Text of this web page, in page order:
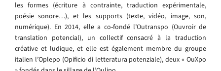
les formes (écriture à contrainte, traduction expérimentale,
poésie sonore…), et les supports (texte, vidéo, image, son,
numérique). En 2014, elle a co-fondé l’Outranspo (Ouvroir de
translation potencial), un collectif consacré à la traduction
créative et ludique, et elle est également membre du groupe
italien l’Oplepo (Opificio di letteratura potenziale), deux « OuXpo